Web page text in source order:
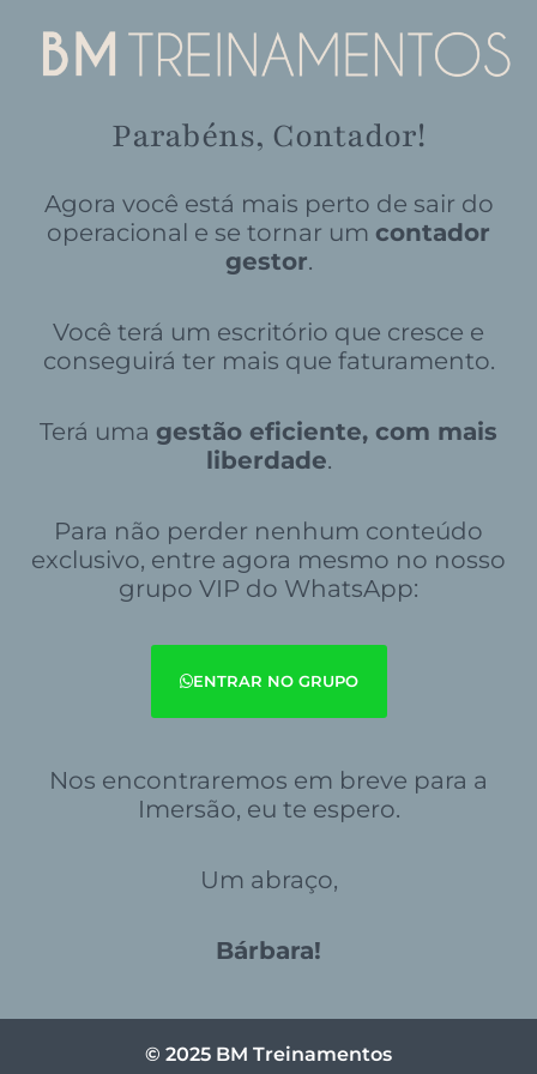
Parabéns, Contador!
Agora você está mais perto de sair do
operacional e se tornar um contador
gestor.
Você terá um escritório que cresce e
conseguirá ter mais que faturamento.
Terá uma gestão eficiente, com mais
liberdade.
Para não perder nenhum conteúdo
exclusivo, entre agora mesmo no nosso
grupo VIP do WhatsApp:
ENTRAR NO GRUPO
Nos encontraremos em breve para a
Imersão, eu te espero.
Um abraço,
Bárbara!
© 2025 BM Treinamentos